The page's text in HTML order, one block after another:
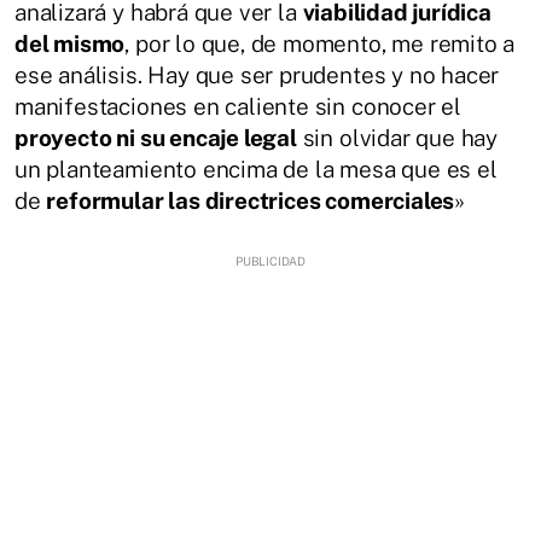
analizará y habrá que ver la viabilidad jurídica
del mismo, por lo que, de momento, me remito a
ese análisis. Hay que ser prudentes y no hacer
manifestaciones en caliente sin conocer el
proyecto ni su encaje legalsin olvidar que hay
un planteamiento encima de la mesa que es el
de reformular las directrices comerciales»